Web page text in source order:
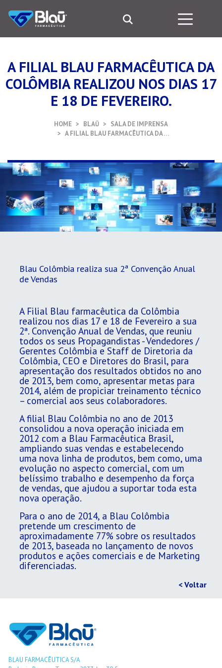
A FILIAL BLAU FARMACÊUTICA DA
COLÔMBIA REALIZOU NOS DIAS 17
E 18 DE FEVEREIRO.
HOME BLAŪ
SALA DE IMPRENSA
A FILIAL BLAU FARMACÊUTICA DA …
Blau Colômbia realiza sua 2ª Convenção Anual
de Vendas
​A Filial Blau farmacêutica da Colômbia
realizou nos dias 17 e 18 de Fevereiro a sua
2ª. Convenção Anual de Vendas, que reuniu
todos os seus Propagandistas - Vendedores /
Gerentes Colômbia e Staff de Diretoria da
Colômbia, CEO e Diretores do Brasil, para
apresentação dos resultados obtidos no ano
de 2013, bem como, apresentar metas para
2014, além de propiciar treinamento técnico
– comercial aos seus colaboradores.
A filial Blau Colômbia no ano de 2013
consolidou a nova operação iniciada em
2012 com a Blau Farmacêutica Brasil,
ampliando suas vendas e estabelecendo
uma nova linha de produtos, bem como, uma
evolução no aspecto comercial, com um
belíssimo trabalho e desempenho da força
de vendas, que ajudou a suportar toda esta
nova operação.
Para o ano de 2014, a Blau Colômbia
pretende um crescimento de
aproximadamente 77% sobre os resultados
de 2013, baseada no lançamento de novos
produtos e ações comerciais e de Marketing
diferenciadas.
< Voltar
BLAU FARMACÊUTICA S/A